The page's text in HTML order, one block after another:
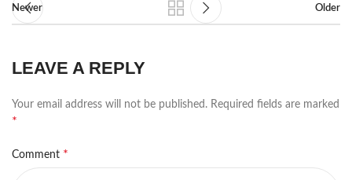
Newer Older
LEAVE A REPLY
Your email address will not be published. Required fields are marked
*
Comment *